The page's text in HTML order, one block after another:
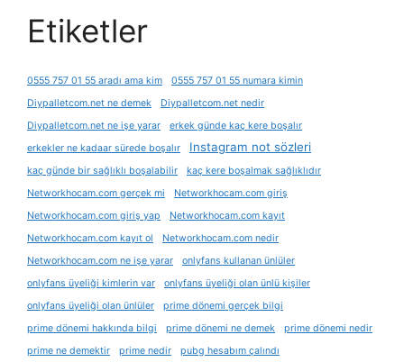
Etiketler
0555 757 01 55 aradı ama kim
0555 757 01 55 numara kimin
Diypalletcom.net ne demek
Diypalletcom.net nedir
Diypalletcom.net ne işe yarar
erkek günde kaç kere boşalır
erkekler ne kadaar sürede boşalır
Instagram not sözleri
kaç günde bir sağlıklı boşalabilir
kaç kere boşalmak sağlıklıdır
Networkhocam.com gerçek mi
Networkhocam.com giriş
Networkhocam.com giriş yap
Networkhocam.com kayıt
Networkhocam.com kayıt ol
Networkhocam.com nedir
Networkhocam.com ne işe yarar
onlyfans kullanan ünlüler
onlyfans üyeliği kimlerin var
onlyfans üyeliği olan ünlü kişiler
onlyfans üyeliği olan ünlüler
prime dönemi gerçek bilgi
prime dönemi hakkında bilgi
prime dönemi ne demek
prime dönemi nedir
prime ne demektir
prime nedir pubg hesabım çalındı